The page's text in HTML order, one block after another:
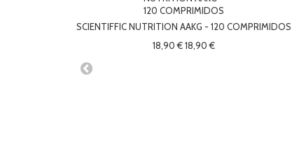
SCIENTIFFIC NUTRITION AAKG - 120 COMPRIMIDOS
18,90 € 18,90 €